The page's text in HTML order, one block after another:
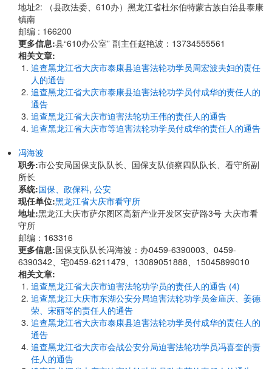
地址2: （县政法委、610办）黑龙江省杜尔伯特蒙古族自治县泰康
镇南
邮编 : 166200
更多信息:县“610办公室” 副主任赵艳波：13734555561
相关文章:
追查黑龙江省大庆市泰康县迫害法轮功学员周宏波夫妇的责任
人的通告
追查黑龙江省大庆市泰康县迫害法轮功学员付成华的责任人的
通告
追查黑龙江省大庆市迫害法轮功王伟的责任人的通告
追查黑龙江省大庆市等迫害法轮功学员付成华的责任人的通告
冯海波
职务:市公安局国保支队队长、国保支队侦察四队队长、看守所副
所长
系统:国保、政保科, 公安
现任单位:黑龙江省大庆市看守所
地址:黑龙江大庆市萨尔图区高新产业开发区安萨路3号 大庆市看
守所
邮编：163316
更多信息:国保支队队长冯海波：办0459-6390003、0459-
6390342、宅0459-6211479、13089051888、15045899010
相关文章:
追查黑龙江省大庆市迫害法轮功学员的责任人的通告 (4)
追查黑龙江大庆市东湖公安分局迫害法轮功学员金庙庆、姜德
荣、宋丽等的责任人的通告
追查黑龙江省大庆市泰康县迫害法轮功学员付成华的责任人的
通告
追查黑龙江省大庆市会战公安分局迫害法轮功学员冯喜奎的责
任人的通告